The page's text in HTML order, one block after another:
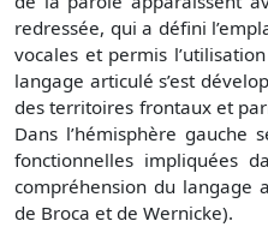
redressée, qui a défini
vocales et permis
langage articulé s’est
des territoires frontaux et
Dans l’hémisphère gauche
fonctionnelles impliquées
compréhension du langage
de Broca et de Wernicke).